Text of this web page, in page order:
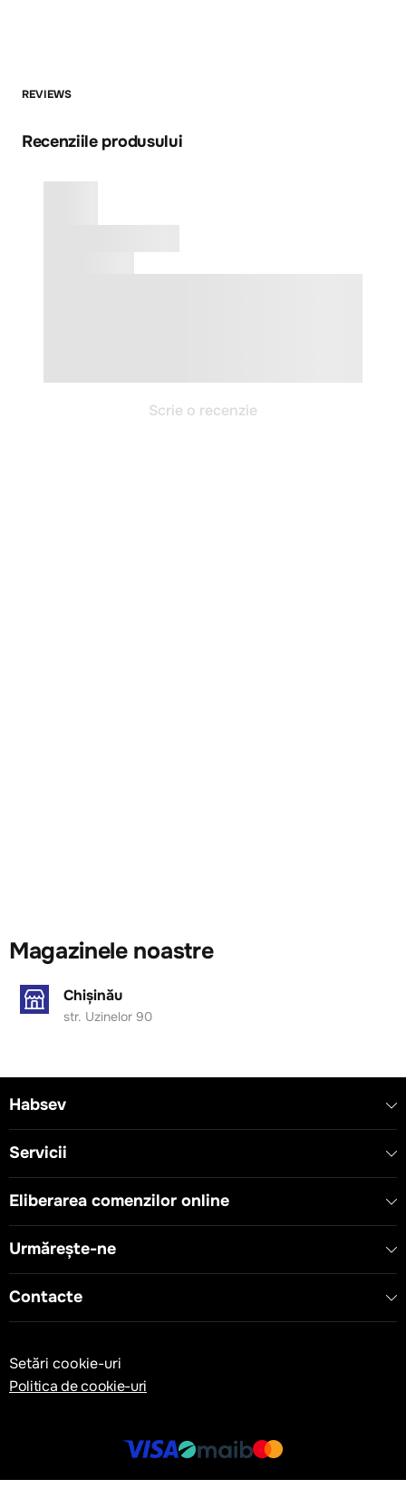
REVIEWS
Recenziile produsului
Scrie o recenzie
Magazinele noastre
Chișinău
str. Uzinelor 90
Habsev
Servicii
Eliberarea comenzilor online
Urmărește-ne
Contacte
Setări cookie-uri
Politica de cookie-uri